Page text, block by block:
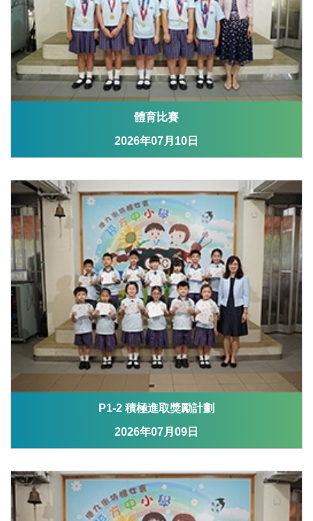
體育比賽
2026年07月10日
P1-2 積極進取獎勵計劃
2026年07月09日